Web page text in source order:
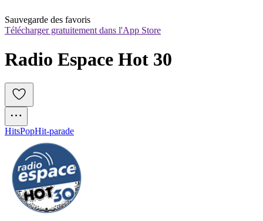
Sauvegarde des favoris
Télécharger gratuitement dans l'App Store
Radio Espace Hot 30
HitsPopHit-parade